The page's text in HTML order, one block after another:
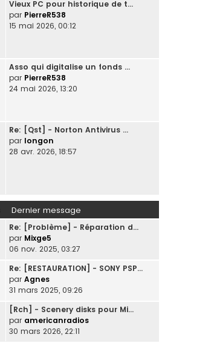
Vieux PC pour historique de t…
par PierreR538
15 mai 2026, 00:12
Asso qui digitalise un fonds …
par PierreR538
24 mai 2026, 13:20
Re: [Qst] - Norton Antivirus …
par longon
28 avr. 2026, 18:57
Dernier message
Re: [Problème] - Réparation d…
par Mixge5
06 nov. 2025, 03:27
Re: [RESTAURATION] - SONY PSP…
par Agnes
31 mars 2025, 09:26
[Rch] - Scenery disks pour Mi…
par americanradios
30 mars 2026, 22:11